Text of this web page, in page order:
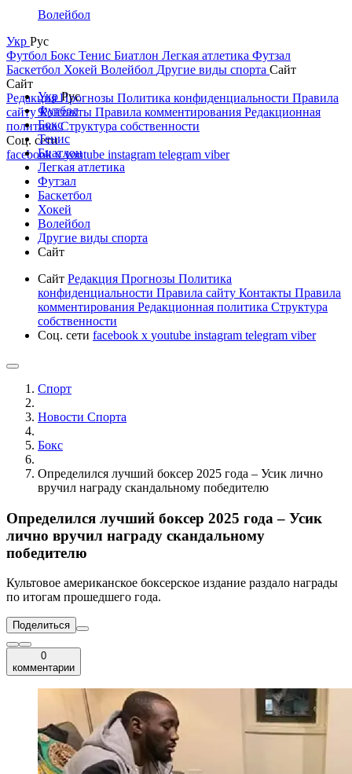
Волейбол
Укр Рус
Футбол Бокс Тенис Биатлон Легкая атлетика Футзал
Баскетбол Хокей Волейбол Другие виды спорта Сайт
Сайт
РедакцияПрогнозы Политика конфиденциальности Правила
сайтуКонтакты Правила комментирования Редакционная
политикаСтруктура собственности
Соц. сети
facebookxyoutube instagram telegram viber
УкрРус
Футбол
Бокс
Тенис
Биатлон
Легкая атлетика
Футзал
Баскетбол
Хокей
Волейбол
Другие виды спорта
Сайт
Сайт Редакция Прогнозы Политика
конфиденциальности Правила сайту Контакты Правила
комментирования Редакционная политика Структура
собственности
Соц. сети facebook x youtube instagram telegram viber
Спорт
Новости Cпорта
Бокс
Определился лучший боксер 2025 года – Усик лично
вручил награду скандальному победителю
Определился лучший боксер 2025 года – Усик
лично вручил награду скандальному
победителю
Культовое американское боксерское издание раздало награды
по итогам прошедшего года.
Поделиться
0
комментарии